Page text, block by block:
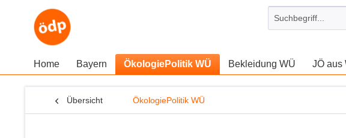
Home Bayern ÖkologiePolitik WÜ Bekleidung WÜ JÖ aus
Übersicht ÖkologiePolitik WÜ